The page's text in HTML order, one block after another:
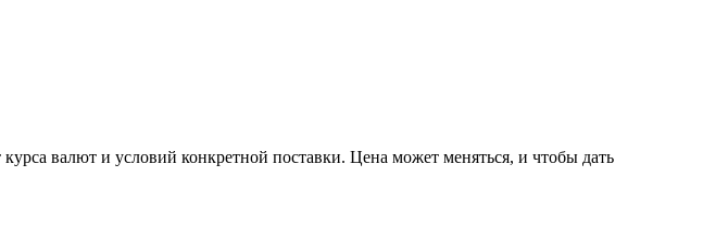
валют и условий конкретной поставки. Цена может меняться, и чтобы дать